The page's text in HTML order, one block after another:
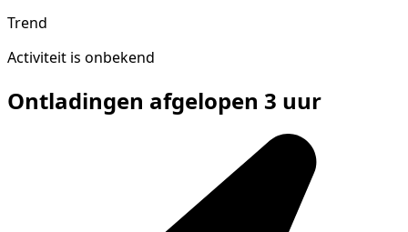
Trend
Activiteit is onbekend
Ontladingen afgelopen 3 uur